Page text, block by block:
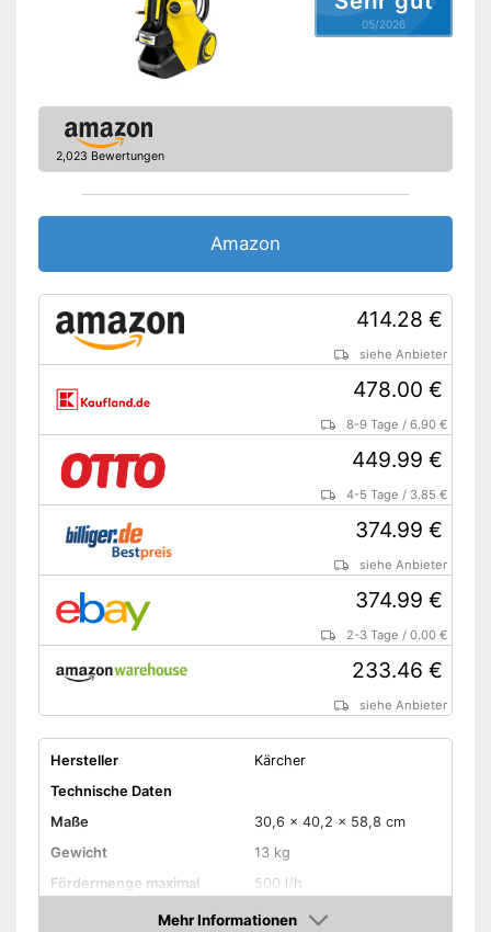
Reinigungsmittel erlaubt
Zubehör im Lieferumfang
Terrassenreiniger
Schaumsprüher
Netzkabel
Verbindungsschlauch
Vorteile
Mit Aufsatz zum Reinigen der
Amazon Lieferzeit
05/2026
2,023 Bewertungen
Amazon
414.28 €
siehe Anbieter
478.00 €
8-9 Tage /6.90 €
449.99 €
4-5 Tage / 3.85 €
374.99 €
siehe Anbieter
374.99 €
2-3 Tage /0.00 €
233.46 €
siehe Anbieter
Hersteller
Kärcher
Technische Daten
Maße
30,6 x 40,2 x 58,8 cm
Gewicht
13 kg
Fördermenge maximal
500 l/h
145 bar
Mehr Informationen